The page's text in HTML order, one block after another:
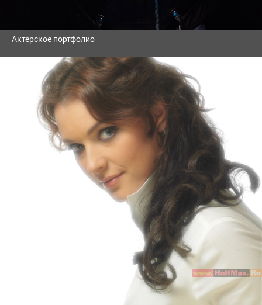
Актерское портфолио